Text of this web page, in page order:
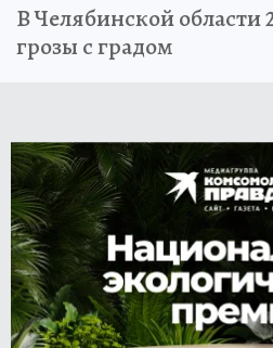
В Челябинской области
грозы с градом